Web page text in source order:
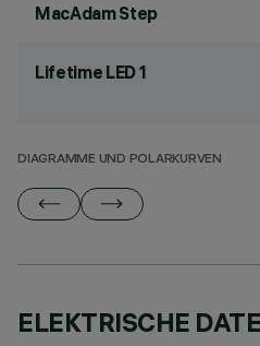
MacAdam Step
Lifetime LED 1
DIAGRAMME UND POLARKURVEN
ELEKTRISCHE